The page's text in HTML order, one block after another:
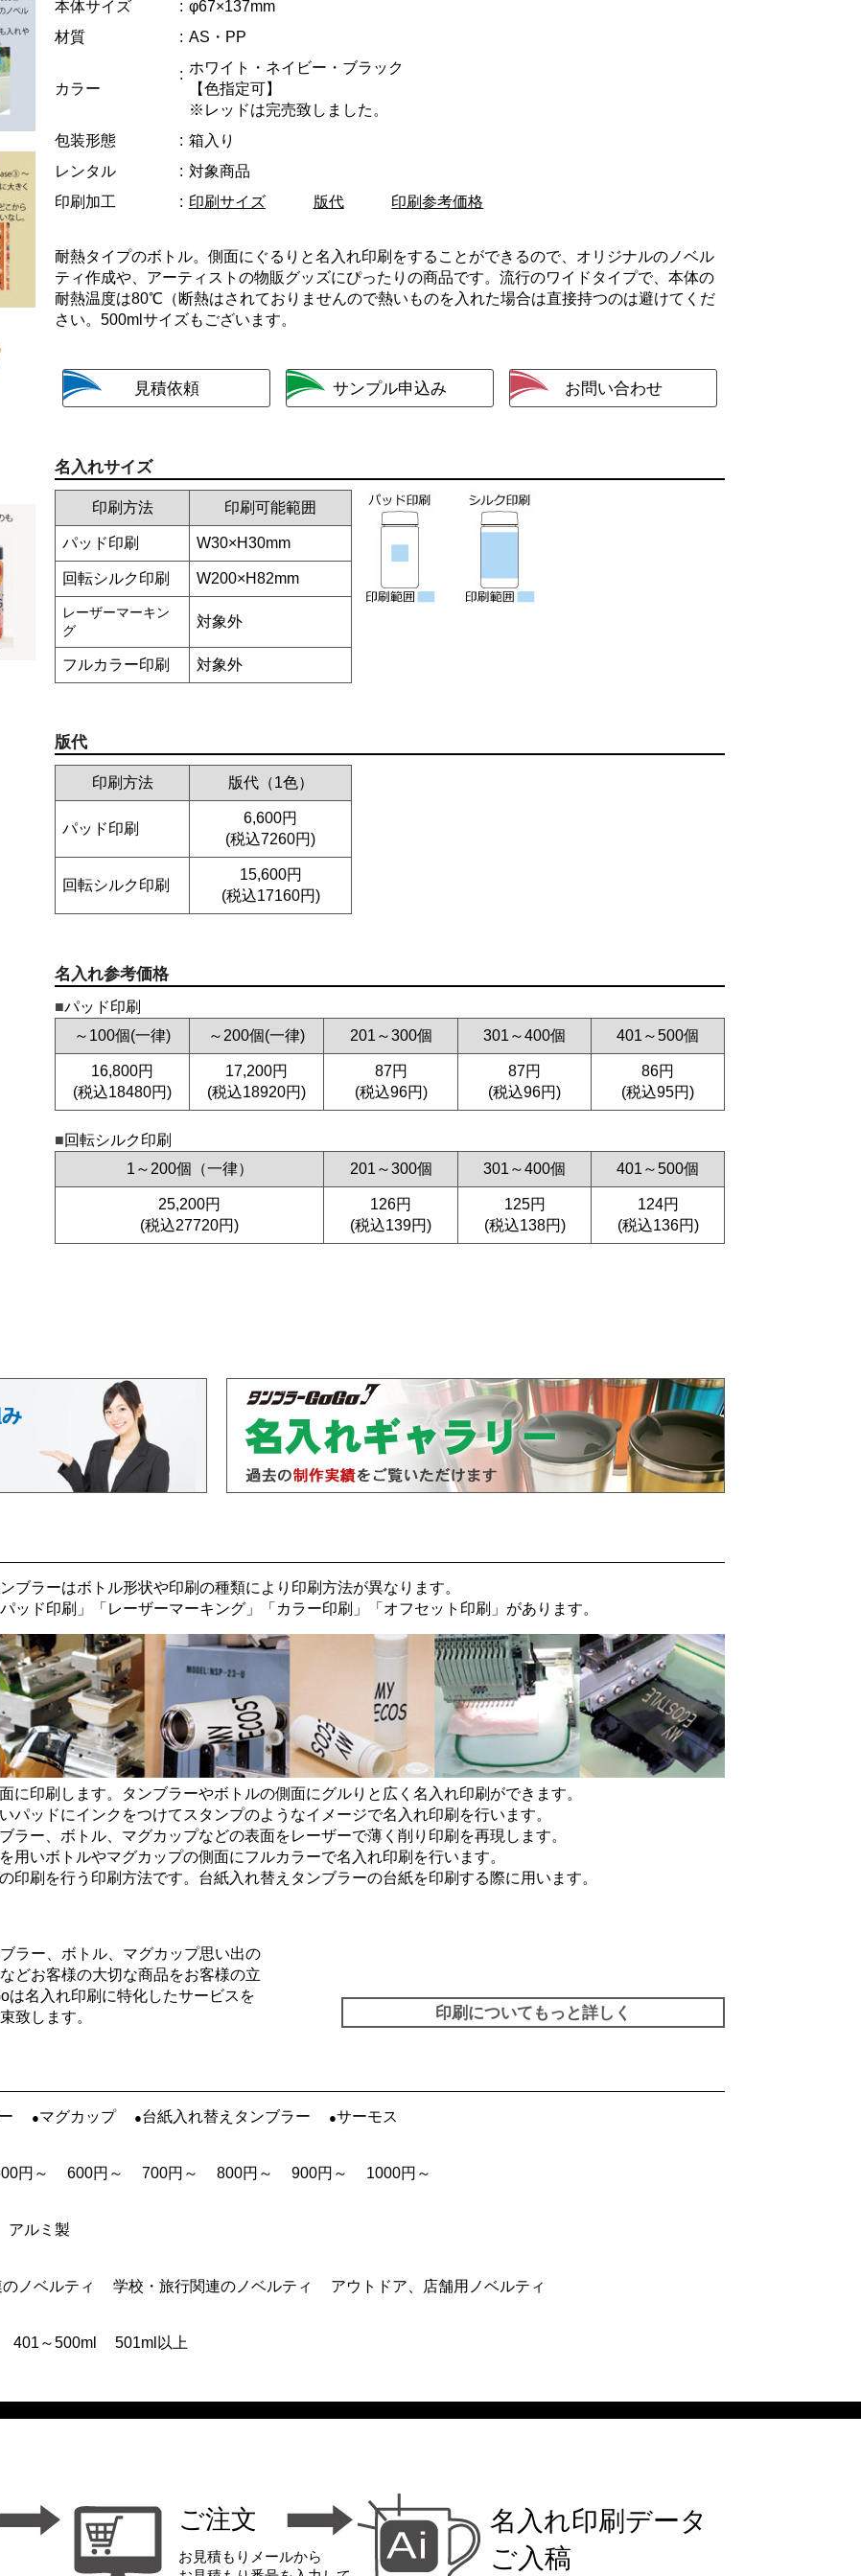
本体サイズ
φ67×137mm
材質
AS・PP
カラー
ホワイト・ネイビー・ブラック
【色指定可】
※レッドは完売致しました。
包装形態
箱入り
レンタル
対象商品
印刷加工
印刷サイズ 版代 印刷参考価格
耐熱タイプのボトル。側面にぐるりと名入れ印刷をすることができるので、オリジナルのノベル
ティ作成や、アーティストの物販グッズにぴったりの商品です。流行のワイドタイプで、本体の
耐熱温度は80℃（断熱はされておりませんので熱いものを入れた場合は直接持つのは避けてくだ
さい。500mlサイズもございます。
名入れサイズ
印刷方法 印刷可能範囲
パッド印刷 W30×H30mm
回転シルク印刷 W200×H82mm
レーザーマーキン
グ
対象外
フルカラー印刷 対象外
版代
印刷方法 版代（1色）
パッド印刷
6,600円
(税込7260円)
回転シルク印刷
15,600円
(税込17160円)
名入れ参考価格
パッド印刷
～100個(一律)
～200個(一律) 201～300個 301～400個 401～500個
16,800円
(税込18480円)
17,200円
(税込18920円)
87円
(税込96円)
87円
(税込96円)
86円
(税込95円)
回転シルク印刷
1～200個（一律）
201～300個 301～400個 401～500個
25,200円
(税込27720円)
126円
(税込139円)
125円
(税込138円)
124円
(税込136円)
ブラーはボトル形状や印刷の種類により印刷方法が異なります。
パッド印刷 」「 レーザーマーキング 」「 カラー印刷 」「 オフセット印刷 」があります。
に印刷します。タンブラーやボトルの側面にグルりと広く名入れ印刷ができます。
パッドにインクをつけてスタンプのようなイメージで名入れ印刷を行います。
ラー、ボトル、マグカップなどの表面をレーザーで薄く削り印刷を再現します。
用いボトルやマグカップの側面にフルカラーで名入れ印刷を行います。
印刷を行う印刷方法です。台紙入れ替えタンブラーの台紙を印刷する際に用います。
ラー、ボトル、マグカップ思い出の
どお客様の大切な商品をお客様の立
は名入れ印刷に特化したサービスを
致します。
印刷についてもっと詳しく
マグカップ 台紙入れ替えタンブラー サーモス
円～ 600円～ 700円～ 800円～ 900円～ 1000円～
アルミ製
ノベルティ 学校・旅行関連のノベルティ アウトドア、店舗用ノベルティ
401～500ml 501ml以上
ご注文
お見積もりメールから
名入れ印刷データ
ご入稿